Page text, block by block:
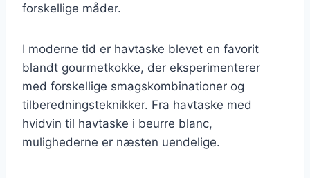
forskellige måder.
I moderne tid er havtaske blevet en favorit
blandt gourmetkokke, der eksperimenterer
med forskellige smagskombinationer og
tilberedningsteknikker. Fra havtaske med
hvidvin til havtaske i beurre blanc,
mulighederne er næsten uendelige.